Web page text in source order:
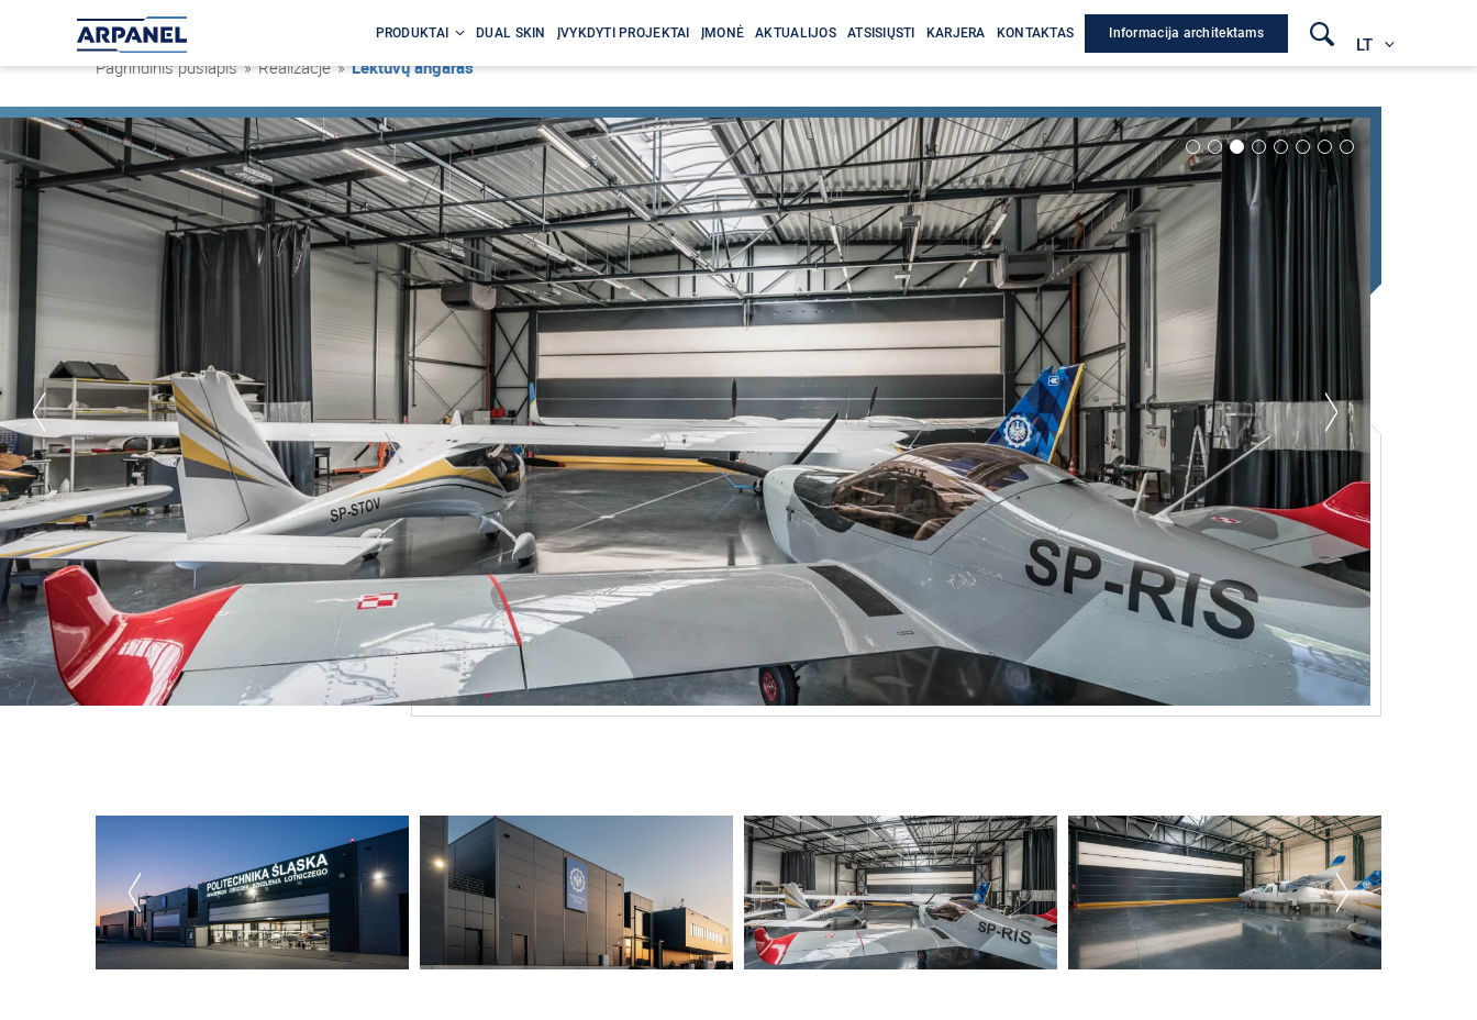
PRODUKTAI DUAL SKIN ĮVYKDYTI PROJEKTAI ĮMONĖ AKTUALIJOS ATSISIŲSTI KARJERA KONTAKTAS Informacija architektams
LT
Pagrindinis puslapis » Realizacje »Lėktuvų angaras